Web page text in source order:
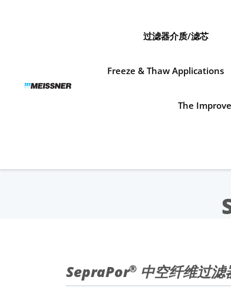
过滤器介质/滤芯
Freeze & Thaw Applications
The
SepraPor® 中空纤维过滤